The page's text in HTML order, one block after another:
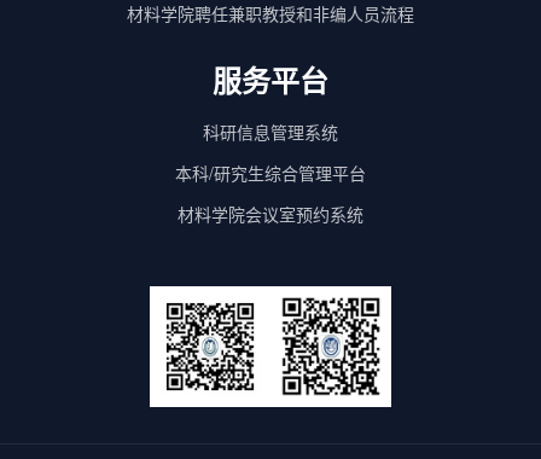
材料学院聘任兼职教授和非编人员流程
服务平台
科研信息管理系统
本科/研究生综合管理平台
材料学院会议室预约系统